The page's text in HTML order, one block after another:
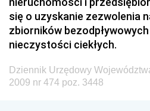
Dziennik Urzędowy Ministra
Dziennik Urzędowy
Państwowych
Dziennik Urzędowy Ministra
Rozwoju
się o uzyskanie zezwolenia
zbiorników
nieczystości ciekłych.
Dziennik Urzędowy
2009 nr 474 poz. 3448